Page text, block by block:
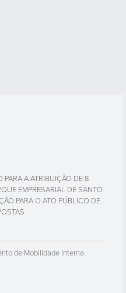
A ATRIBUIÇÃO DE 8
EMPRESARIAL DE SANTO
PARA O ATO PÚBLICO DE
de Mobilidade Interna